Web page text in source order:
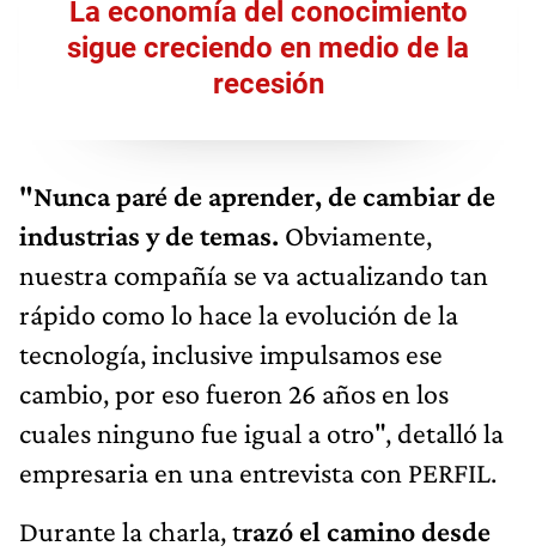
La economía del conocimiento
sigue creciendo en medio de la
recesión
"Nunca paré de aprender, de cambiar de
industrias y de temas. Obviamente,
nuestra compañía se va actualizando tan
rápido como lo hace la evolución de la
tecnología, inclusive impulsamos ese
cambio, por eso fueron 26 años en los
cuales ninguno fue igual a otro", detalló la
empresaria en una entrevista con PERFIL.
Durante la charla, trazó el camino desde